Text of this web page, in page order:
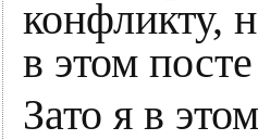
конфликту,
в этом
Зато я в